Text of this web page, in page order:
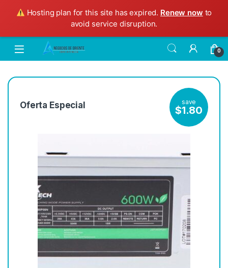
Hosting plan for this site has expired. Renew now to
avoid service disruption.
0
Oferta Especial save
$1.80